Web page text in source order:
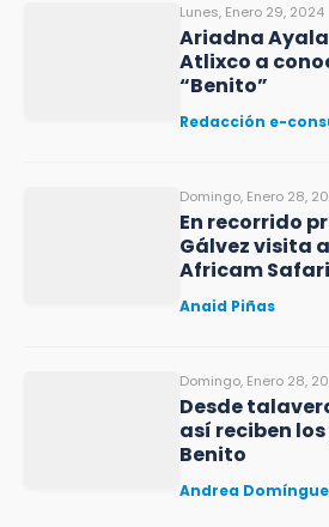
Lunes, Enero 29, 2024
Ariadna
Atlixco a
“Benito”
Redacción e-
Domingo, Enero 28,
En recorrido
Gálvez visita
Africam Safari
Anaid Piñas
Domingo, Enero 28,
Desde
así reciben
Benito
Andrea